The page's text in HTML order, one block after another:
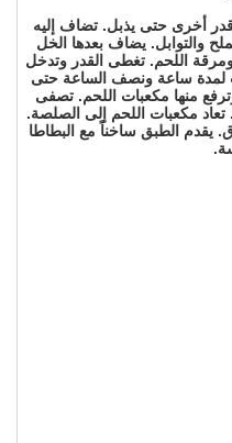
أخرى حتى يذبل. تضاف إليه
والتوابل. يضاف بعدها الخل
ومرقة اللحم. تغطى القدر وتدخل
فهرنهايت لمدة ساعة ونصف الساعة حتى
منها مكعبات اللحم. تصفى
تعاد مكعبات اللحم إلى الصلصة.
يقدم الطبق ساخناً مع البطاطا